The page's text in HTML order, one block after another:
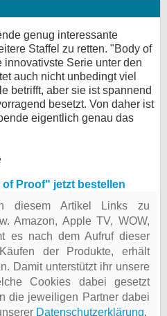
genug interessante
Staffel zu retten. "Body of
Serie unter den
auch nicht unbedingt viel
betrifft, aber sie ist spannend
besetzt. Von daher ist
eigentlich genau das
Proof" jetzt bestellen
diesem Artikel Links zu
Amazon, Apple TV, WOW,
es nach dem Aufruf dieser
der Produkte, erhält
Damit unterstützt ihr unsere
Cookies dabei gesetzt
die jeweiligen Partner dabei
Datenschutzerklärung.